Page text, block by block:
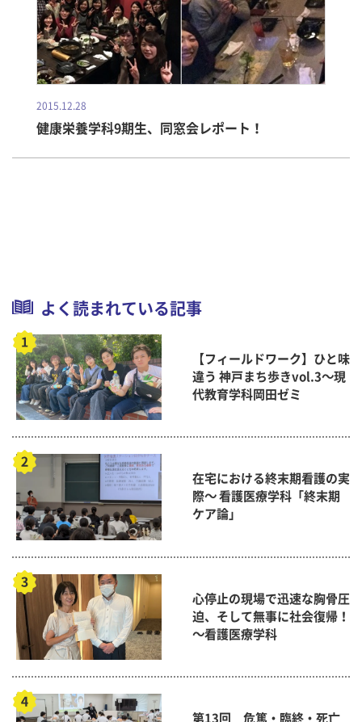
2015.12.28
健康栄養学科9期生、同窓会レポート！
よく読まれている記事
【フィールドワーク】ひと味
違う 神戸まち歩きvol.3～現
代教育学科岡田ゼミ
在宅における終末期看護の実
際～ 看護医療学科「終末期
ケア論」
心停止の現場で迅速な胸骨圧
迫、そして無事に社会復帰！
～看護医療学科
第13回 危篤・臨終・死亡